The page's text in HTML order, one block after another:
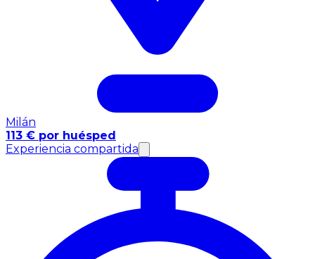
Milán
113 € por huésped
Experiencia compartida